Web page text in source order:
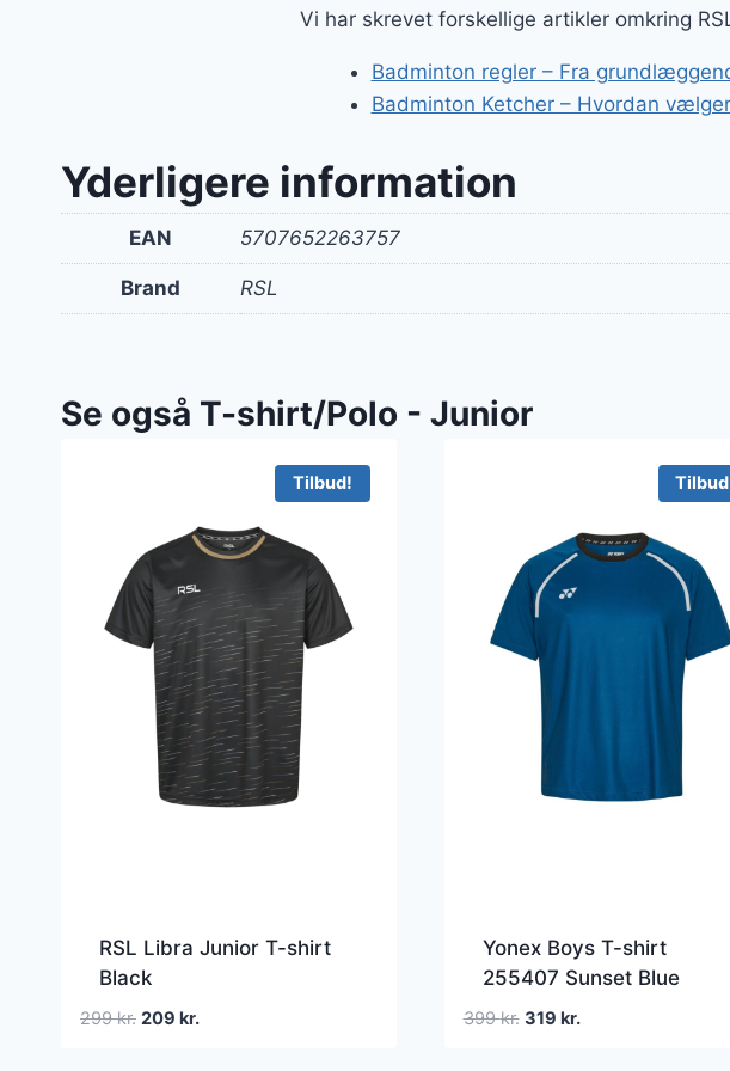
400 kr..299 kr..
Vi har skrevet forskellige artikler omkring
Badminton regler – Fra
Badminton Ketcher – Hvordan
Yderligere information
EAN 5707652263757
Brand RSL
Se også T-shirt/Polo - Junior
Tilbud!
RSL Libra Junior T-shirt
Black
299kr. Den
209 kr.Den
Yonex Boys T-shirt
255407 Sunset Blue
399kr. Den
319 kr.Den